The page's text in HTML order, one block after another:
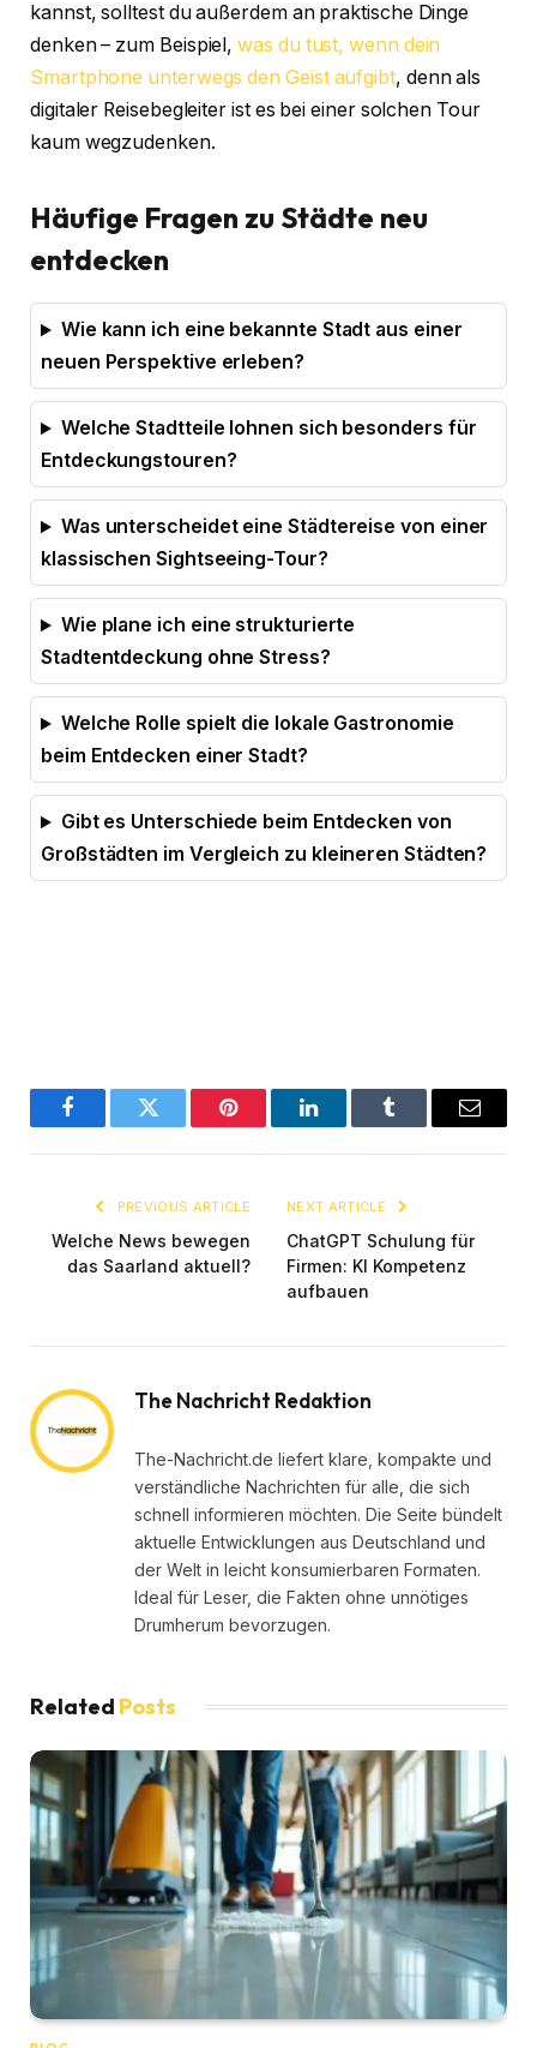
kannst, solltest du außerdem an praktische Dinge
denken – zum Beispiel,was du tust, wenn dein
Smartphone unterwegs den Geist aufgibt, denn als
digitaler Reisebegleiter ist es bei einer solchen Tour
kaum wegzudenken.
Häufige Fragen zu Städte neu
entdecken
Wie kann ich eine bekannte Stadt aus einer
neuen Perspektive erleben?
Welche Stadtteile lohnen sich besonders für
Entdeckungstouren?
Was unterscheidet eine Städtereise von einer
klassischen Sightseeing-Tour?
Wie plane ich eine strukturierte
Stadtentdeckung ohne Stress?
Welche Rolle spielt die lokale Gastronomie
beim Entdecken einer Stadt?
Gibt es Unterschiede beim Entdecken von
Großstädten im Vergleich zu kleineren Städten?
FacebookTwitter Pinterest LinkedInTumblr Email
PREVIOUS ARTICLE
Welche News bewegen
das Saarland aktuell?
NEXT ARTICLE
ChatGPT Schulung für
Firmen: KI Kompetenz
aufbauen
The Nachricht Redaktion
The-Nachricht.de liefert klare, kompakte und
verständliche Nachrichten für alle, die sich
schnell informieren möchten. Die Seite bündelt
aktuelle Entwicklungen aus Deutschland und
der Welt in leicht konsumierbaren Formaten.
Ideal für Leser, die Fakten ohne unnötiges
Drumherum bevorzugen.
Related Posts